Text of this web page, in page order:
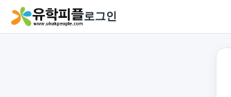
로그인